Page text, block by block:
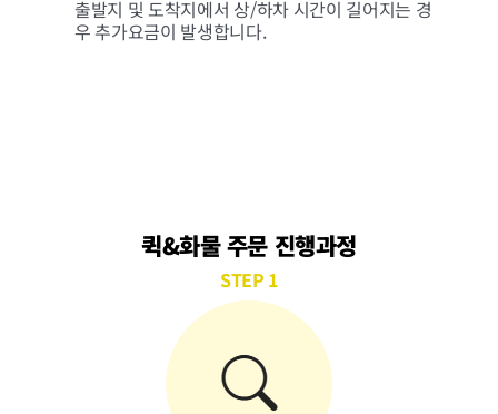
출발지 및 도착지에서 상/하차 시간이 길어지는 경
우 추가요금이 발생합니다.
퀵&화물 주문 진행과정
STEP 1